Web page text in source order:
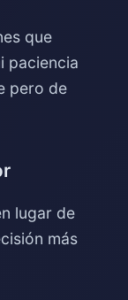
que
paciencia
pero de
lugar de
más